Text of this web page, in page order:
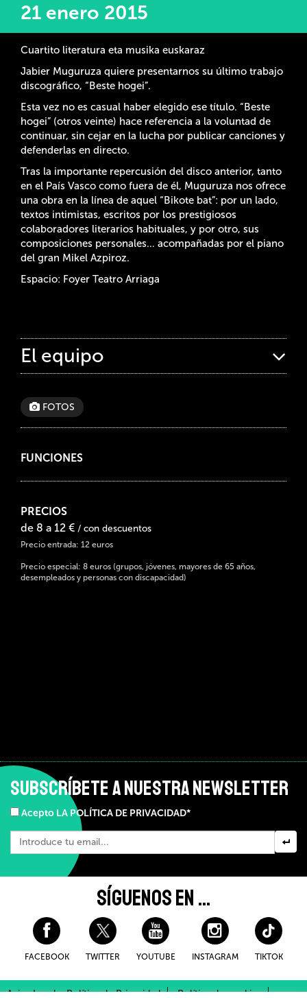
21 enero 2015
Cuartito literatura eta musika euskaraz
Jabier Muguruza quiere presentarnos su último trabajo
discográfico, “Beste hogei”.
Esta vez no es casual haber elegido ese título. “Beste
hogei” (otros veinte) hace referencia a la voluntad de
continuar, sin cejar en la lucha por publicar canciones y
defenderlas en directo.
Tras la importante repercusión del disco anterior, tanto
en el País Vasco como fuera de él, Muguruza nos ofrece
una obra en la línea de aquel “Bikote bat”: por un lado,
textos intimistas, escritos por los prestigiosos
colaboradores literarios habituales, y por otro, sus
composiciones personales… acompañadas por el piano
del gran Mikel Azpiroz.
Espacio: Foyer Teatro Arriaga
El equipo
FOTOS
FUNCIONES
PRECIOS
de 8 a 12 € / con descuentos
Precio entrada: 12 euros
Precio especial: 8 euros (grupos, jóvenes, mayores de 65 años,
desempleados y personas con discapacidad)
SUBSCRÍBETE A NUESTRA NEWSLETTER
Acepto LA POLÍTICA DE PRIVACIDAD*
SÍGUENOS EN ...
FACEBOOK TWITTER YOUTUBE INSTAGRAM TIKTOK
Aviso Legal y Política de Privacidad Política de cookies